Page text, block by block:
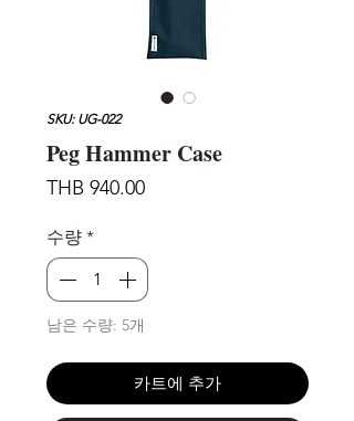
SKU: UG-022
Peg Hammer Case
THB 940.00가
수량 *
남은 수량: 5개
카트에 추가